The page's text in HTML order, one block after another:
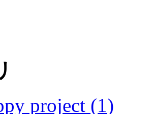
project (1)